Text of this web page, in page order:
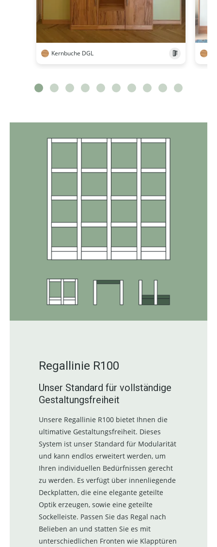
Kernbuche DGL
Regallinie R100
Unser Standard für vollständige
Gestaltungsfreiheit
Unsere Regallinie R100 bietet Ihnen die
ultimative Gestaltungsfreiheit. Dieses
System ist unser Standard für Modularität
und kann endlos erweitert werden, um
Ihren individuellen Bedürfnissen gerecht
zu werden. Es verfügt über innenliegende
Deckplatten, die eine elegante geteilte
Optik erzeugen, sowie eine geteilte
Sockelleiste. Passen Sie das Regal nach
Belieben an und statten Sie es mit
unterschiedlichen Fronten wie Klapptüren